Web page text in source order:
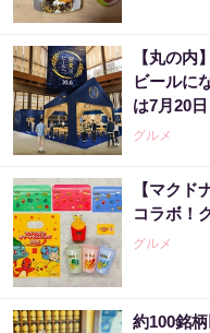
【丸の内
ビールに
は7月20日
グルメ
【マクド
コラボ！
グルメ
約100銘